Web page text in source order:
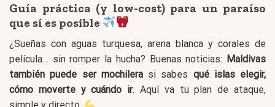
Guía práctica (y low-cost) para un paraíso
que sí es posible
¿Sueñas con aguas turquesa, arena blanca y corales de
película… sin romper la hucha? Buenas noticias: Maldivas
también puede ser mochilerasi sabes qué islas elegir,
cómo moverte y cuándo ir. Aquí va tu plan de ataque,